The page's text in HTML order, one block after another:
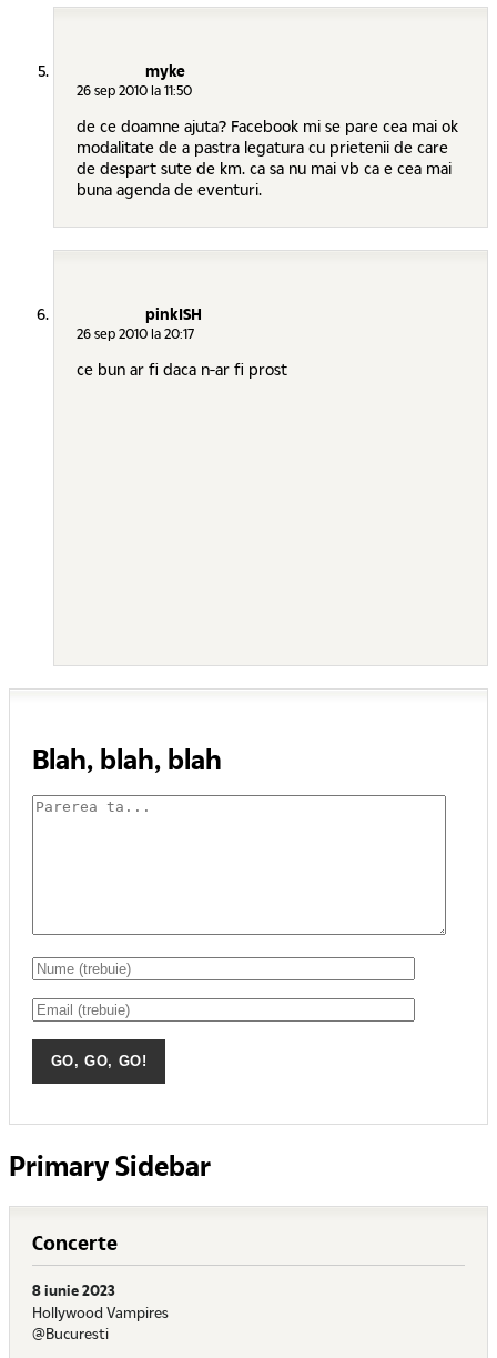
myke
26 sep 2010 la 11:50
de ce doamne ajuta? Facebook mi se pare cea mai ok
modalitate de a pastra legatura cu prietenii de care
de despart sute de km. ca sa nu mai vb ca e cea mai
buna agenda de eventuri.
pinkISH
26 sep 2010 la 20:17
ce bun ar fi daca n-ar fi prost
Blah, blah, blah
Primary Sidebar
Concerte
8 iunie 2023
Hollywood Vampires
@Bucuresti